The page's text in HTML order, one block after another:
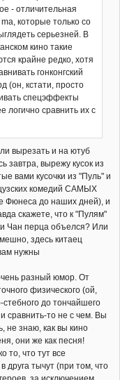
- отличительная
ma, которые только со
серьезней. В
кино такие
крайне редко, хотя
гонконгский
(он, кстати, просто
спецэффекты
логично сравнить их с
вырезать и на ютуб
завтра, вырежу кусок из
вами кусочки из "Пуль" и
комедий САМЫХ
Фюнеса до наших дней), и
скажете, что к "Пулям"
Чан перца объелся? Или
здесь китаец
нужны
разный юмор. От
физического (ой,
до тончайшего
сравнить-то не с чем. Вы
не знаю, как вы кино
они же как песня!
то, что тут все
друга тычут (при том, что